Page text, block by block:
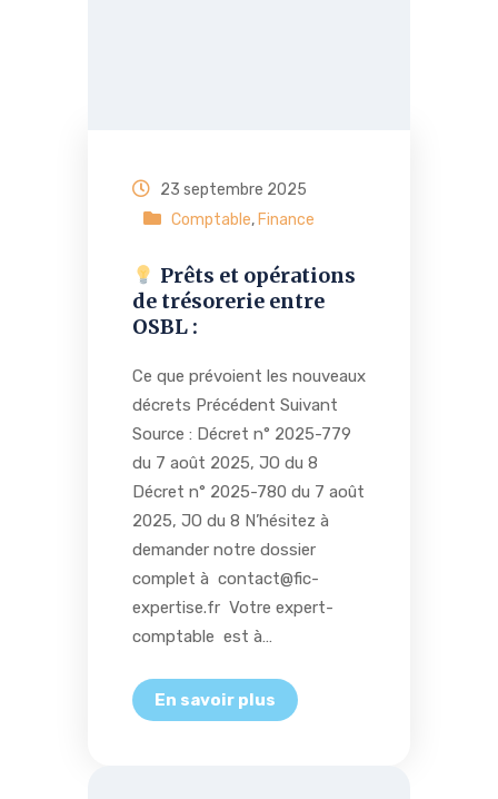
23 septembre 2025
Comptable, Finance
Prêts et opérations
de trésorerie entre
OSBL :
Ce que prévoient les nouveaux
décrets Précédent Suivant
Source : Décret n° 2025-779
du 7 août 2025, JO du 8
Décret n° 2025-780 du 7 août
2025, JO du 8 N’hésitez à
demander notre dossier
complet à contact@fic-
expertise.fr Votre expert-
comptable est à…